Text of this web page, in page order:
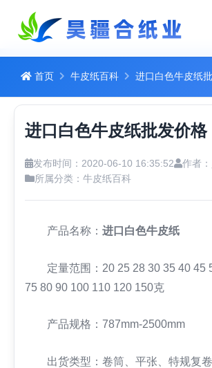
首页 牛皮纸百科 进口白色牛皮纸
进口白色牛皮纸批发价格
发布时间：2020-06-10 16:35:52
作者
所属分类： 牛皮纸百科
产品名称： 进口白色牛皮纸
定量范围：20 25 28 30 35 40 45
75 80 90 100 110 120 150克
产品规格：787mm-2500mm
出货类型：卷筒、平张、特规复卷